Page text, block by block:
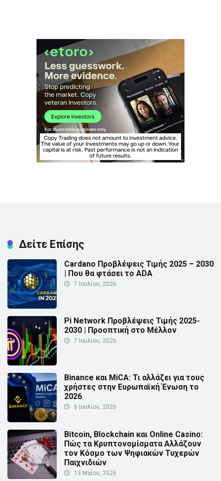
Δείτε Επίσης
Cardano Προβλέψεις Τιμής 2025 – 2030
| Που θα φτάσει το ADA
7 Ιουλίου, 2026
Pi Network Προβλέψεις Τιμής 2025-
2030 | Προοπτική στο Μέλλον
7 Ιουλίου, 2026
Binance και MiCA: Τι αλλάζει για τους
χρήστες στην Ευρωπαϊκή Ένωση το
2026
6 Ιουλίου, 2026
Bitcoin, Blockchain και Online Casino:
Πώς τα Κρυπτονομίσματα Αλλάζουν
τον Κόσμο των Ψηφιακών Τυχερών
Παιχνιδιών
13 Μαΐου, 2026